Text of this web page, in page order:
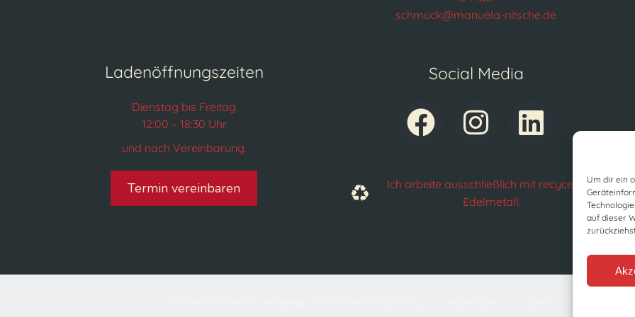
Um dir ein
auf dieser
Ladenöffnungszeiten
Dienstag bis Freitag
12:00 – 18:30 Uhr
und nach Vereinbarung.
Termin vereinbaren
schmuck@manuela-nitsche.de
Social Media
Ich arbeite ausschließlich mit recyceltem
Edelmetall.